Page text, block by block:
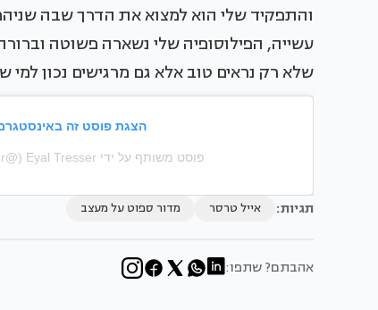
והתפקיד שלי הוא למצוא את הדרך שבה
עשייה, הפילוסופיה שלי נשארה פשוטה
שלא רק נראים טוב אלא גם מרגישים נכון למי
הצגת פוסט זה
פוסט משותף על ידי ‏‎Eyal Tresser‎‏ (@‏‎eyaltresser‎‏)
תגיות: אייל טרסר מדור ספוט על מעצב
אהבתם? שתפו: